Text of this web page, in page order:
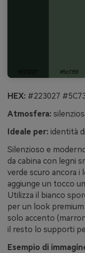
HEX: #223027
Atmosfera:
Ideale per: identità
Silenzioso e
da cabina con legni
verde scuro ancora i
aggiunge un tocco
Utilizza il bianco
per un look premium
solo accento
il resto lo supporti
Esempio di